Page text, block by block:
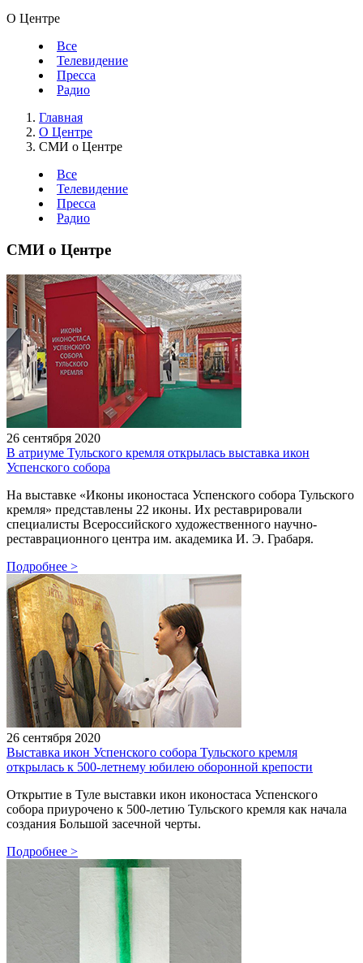
О Центре
Все
Телевидение
Пресса
Радио
Главная
О Центре
СМИ о Центре
Все
Телевидение
Пресса
Радио
СМИ о Центре
26 сентября 2020
В атриуме Тульского кремля открылась выставка икон
Успенского собора
На выставке «Иконы иконостаса Успенского собора Тульского
кремля» представлены 22 иконы. Их реставрировали
специалисты Всероссийского художественного научно-
реставрационного центра им. академика И. Э. Грабаря.
Подробнее >
26 сентября 2020
Выставка икон Успенского собора Тульского кремля
открылась к 500-летнему юбилею оборонной крепости
Открытие в Туле выставки икон иконостаса Успенского
собора приурочено к 500-летию Тульского кремля как начала
создания Большой засечной черты.
Подробнее >